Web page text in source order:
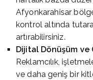
Afyonkarahisar
kontrol altında
artırabilirsiniz.
Dijital Dönüşüm ve
Reklamcılık,
ve daha geniş bir